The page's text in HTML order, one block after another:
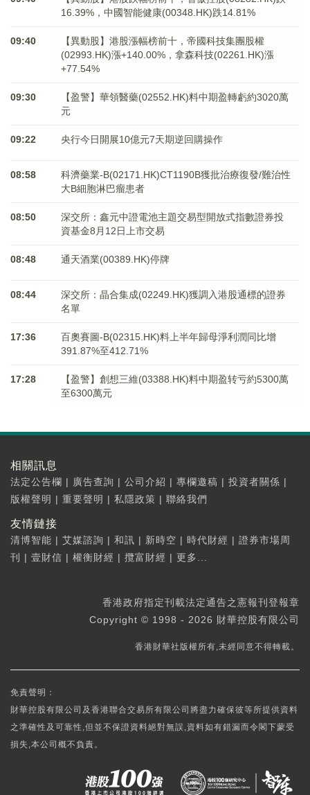
16.39%，中國智能健康(00348.HK)跌14.81%
09:40
【異動股】港股漲幅榜前十，帝國科技集團股權
(02993.HK)漲+140.00%，拿森科技(02261.HK)漲
+77.54%
09:30
【盈警】華領醫藥(02552.HK)料中期盈轉虧約3020萬
元
09:22 央行今日開展10億元7天期逆回購操作
08:58
科濟藥業-B(02171.HK)CT1190B獲批治療復發/難治性
大B細胞淋巴瘤患者
08:50
深交所：鑫元中證電池主題交易型開放式指數證券投
資基金8月12日上市交易
08:48 通天酒業(00389.HK)停牌
08:44
深交所：晶合集成(02249.HK)獲調入港股通標的證券
名單
17:36
百奧賽圖-B(02315.HK)料上半年歸母淨利潤同比增
391.87%至412.71%
17:28
【盈警】創想三維(03388.HK)料中期盈转亏約5300萬
至6300萬元
相關訊息
法定公告欄 | 廣告查詢 | 公司介紹 | 專欄邀稿 | 投資者關係 |
版權聲明 | 重要聲明 | 私隱政策 | 聯絡我們
友情鏈接
清博智能 | 艾媒諮詢 | 和訊 | 新時空 | 時代財經 | 證券市場周
刊
| 壹財信 | 權衡財經 | 攬富財經 | 更多...
香港政府指定刊載法定通告之憲報刊登報章
Copyright © 1998 - 2026 財華控股有限公司
香港財華社版權所有,未經同意不得轉載。
免責聲明：
財華控股有限公司及香港聯合交易所有限公司將盡力確保彼等所提供資料
之準確性及可靠性,但並不保證資料絕對無誤,資料如有錯漏而令閣下蒙受
損失,本公司概不負責。